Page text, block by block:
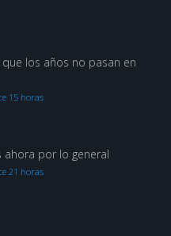
los años no pasan en
15 horas
ahora por lo general
21 horas